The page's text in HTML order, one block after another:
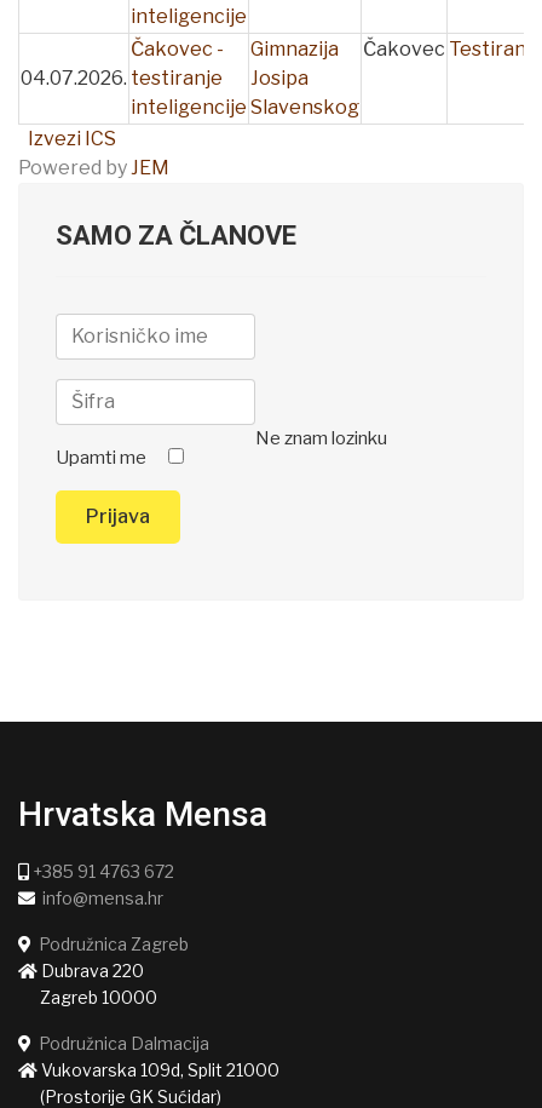
inteligencije
04.07.2026.
Čakovec -
testiranje
inteligencije
Gimnazija
Josipa
Slavenskog
Čakovec Testiranja
Izvezi ICS
Powered byJEM
SAMO ZA ČLANOVE
Upamti me
Prijava
Ne znam lozinku
Hrvatska Mensa
+385 91 4763 672
info@mensa.hr
Podružnica Zagreb
Dubrava 220
Zagreb 10000
Podružnica Dalmacija
Vukovarska 109d, Split 21000
(Prostorije GK Sućidar)